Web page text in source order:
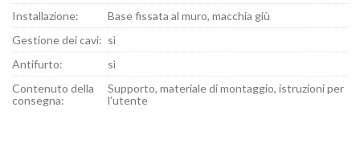
Installazione:
Base fissata al muro, macchia giù
Gestione dei cavi: sì
Antifurto:
sì
Contenuto della
consegna:
Supporto, materiale di montaggio, istruzioni per
l’utente